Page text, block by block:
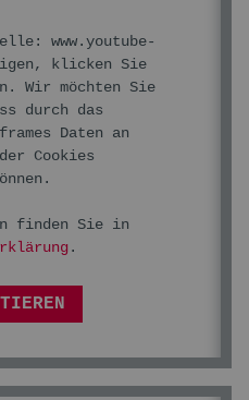
www.youtube-
klicken Sie
Wir möchten Sie
durch das
Daten an
Cookies
finden Sie in
.